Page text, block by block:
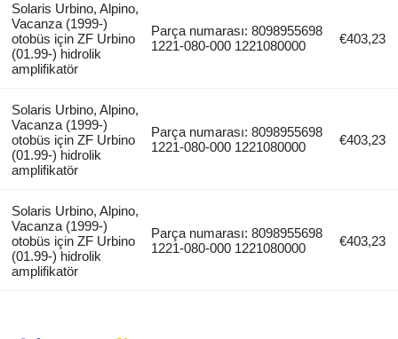
Solaris Urbino, Alpino,
Vacanza (1999-)
otobüs için ZF Urbino
(01.99-) hidrolik
amplifikatör
Parça numarası: 8098955698
1221-080-000 1221080000
€403,23
Solaris Urbino, Alpino,
Vacanza (1999-)
otobüs için ZF Urbino
(01.99-) hidrolik
amplifikatör
Parça numarası: 8098955698
1221-080-000 1221080000
€403,23
Solaris Urbino, Alpino,
Vacanza (1999-)
otobüs için ZF Urbino
(01.99-) hidrolik
amplifikatör
Parça numarası: 8098955698
1221-080-000 1221080000
€403,23